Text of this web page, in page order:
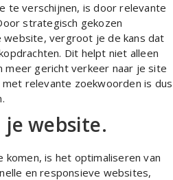
te verschijnen, is door relevante
strategisch gekozen
website, vergroot je de kans dat
Dit helpt niet alleen
meer gericht verkeer naar je site
relevante zoekwoorden is dus
website.
komen, is het optimaliseren van
en responsieve websites,